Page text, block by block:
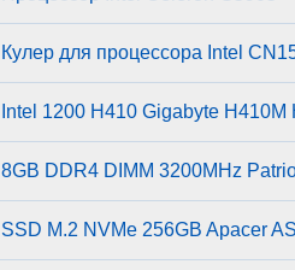
Кулер для процессора Intel
Intel 1200 H410 Gigabyte H410M
8GB DDR4 DIMM 3200MHz
SSD M.2 NVMe 256GB Apacer